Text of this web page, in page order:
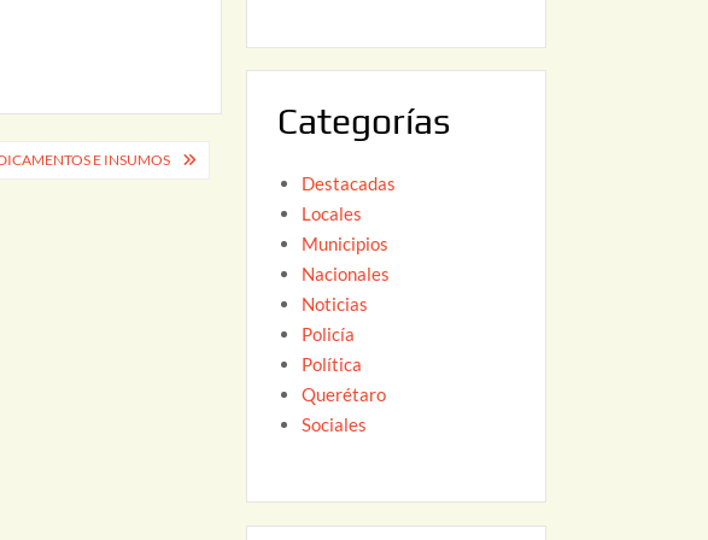
E INSUMOS
2
Categorías
Destacadas
Locales
Municipios
Nacionales
Noticias
Policía
Política
Querétaro
Sociales